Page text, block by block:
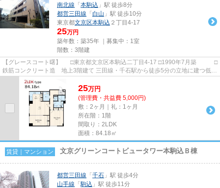
南北線 「 本駒込 」駅 徒歩8分
都営三田線 「 白山 」駅 徒歩10分
東京都文京区本駒込 ２丁目4-17
25万円
築年数：築35年 ｜募集中： 1室
階数：3階建
【グレースコート曙】 □東京都文京区本駒込二丁目4-17 □1990年7月築 □
鉄筋コンクリート造 地上3階建て 三田線・千石駅から徒歩5分の立地に建つ低層
マンションのご紹介です...
25万円
(管理費・共益費 5,000円)
敷：2ヶ月｜礼：1ヶ月
所在階：1階
間取り：2LDK
面積：84.18㎡
賃貸｜マンション 文京グリーンコートビュータワー本駒込Ｂ棟
都営三田線 「 千石 」駅 徒歩4分
山手線 「駒込 」駅 徒歩11分